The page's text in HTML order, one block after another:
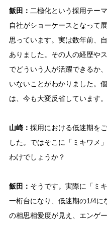
飯田： 二極化という採用テー
自社がショーケースとなって
思っています。実は数年前、
ありました。その人の経歴や
でどういう人が活躍できるか
いないことがわかりました。
は、今も大変反省しています。
山崎： 採用における低迷期を
した。ではそこに「ミキワメ
わけでしょうか？
飯田： そうです。実際に「ミ
一桁台になり、低迷期の1/4に
の相思相愛度が見え、エンゲ